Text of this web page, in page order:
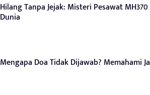
Hilang Tanpa Jejak: Misteri Pesawat
Dunia
Mengapa Doa Tidak Dijawab? Memahami